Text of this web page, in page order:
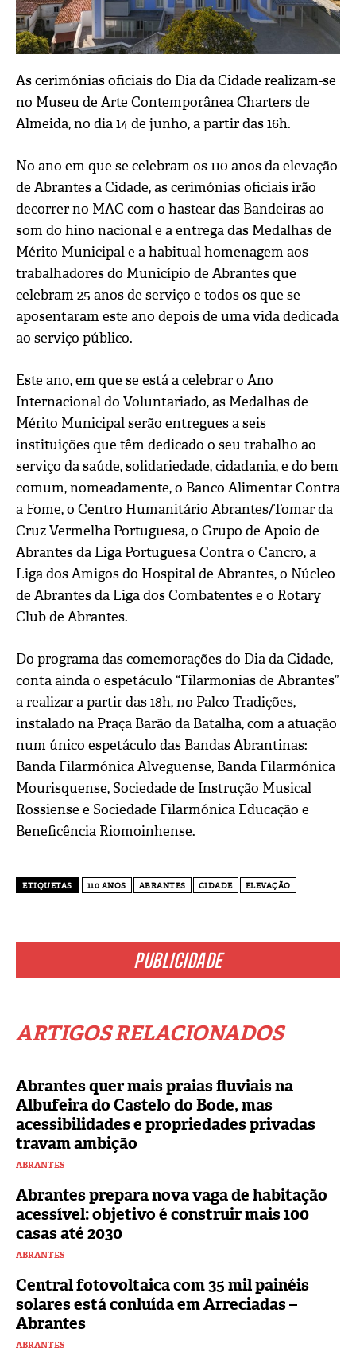
PUBLICIDADE
ARTIGOS RELACIONADOS
Abrantes quer mais praias fluviais na
Albufeira do Castelo do Bode, mas
acessibilidades e propriedades privadas
travam ambição
ABRANTES
Abrantes prepara nova vaga de habitação
acessível: objetivo é construir mais 100
casas até 2030
ABRANTES
Central fotovoltaica com 35 mil painéis
solares está conluída em Arreciadas –
Abrantes
ABRANTES
As cerimónias oficiais do Dia da Cidade realizam-se
no Museu de Arte Contemporânea Charters de
Almeida, no dia 14 de junho, a partir das 16h.
No ano em que se celebram os 110 anos da elevação
de Abrantes a Cidade, as cerimónias oficiais irão
decorrer no MAC com o hastear das Bandeiras ao
som do hino nacional e a entrega das Medalhas de
Mérito Municipal e a habitual homenagem aos
trabalhadores do Município de Abrantes que
celebram 25 anos de serviço e todos os que se
aposentaram este ano depois de uma vida dedicada
ao serviço público.
Este ano, em que se está a celebrar o Ano
Internacional do Voluntariado, as Medalhas de
Mérito Municipal serão entregues a seis
instituições que têm dedicado o seu trabalho ao
serviço da saúde, solidariedade, cidadania, e do bem
comum, nomeadamente, o Banco Alimentar Contra
a Fome, o Centro Humanitário Abrantes/Tomar da
Cruz Vermelha Portuguesa, o Grupo de Apoio de
Abrantes da Liga Portuguesa Contra o Cancro, a
Liga dos Amigos do Hospital de Abrantes, o Núcleo
de Abrantes da Liga dos Combatentes e o Rotary
Club de Abrantes.
Do programa das comemorações do Dia da Cidade,
conta ainda o espetáculo “Filarmonias de Abrantes”
a realizar a partir das 18h, no Palco Tradições,
instalado na Praça Barão da Batalha, com a atuação
num único espetáculo das Bandas Abrantinas:
Banda Filarmónica Alveguense, Banda Filarmónica
Mourisquense, Sociedade de Instrução Musical
Rossiense e Sociedade Filarmónica Educação e
Beneficência Riomoinhense.
ETIQUETAS 110 ANOS ABRANTES CIDADE ELEVAÇÃO